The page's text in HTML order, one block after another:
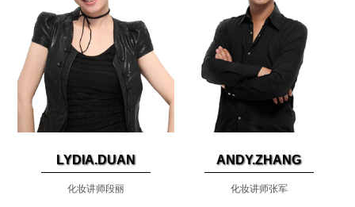
LYDIA.DUAN
化妆讲师段丽
ANDY.ZHANG
化妆讲师张军